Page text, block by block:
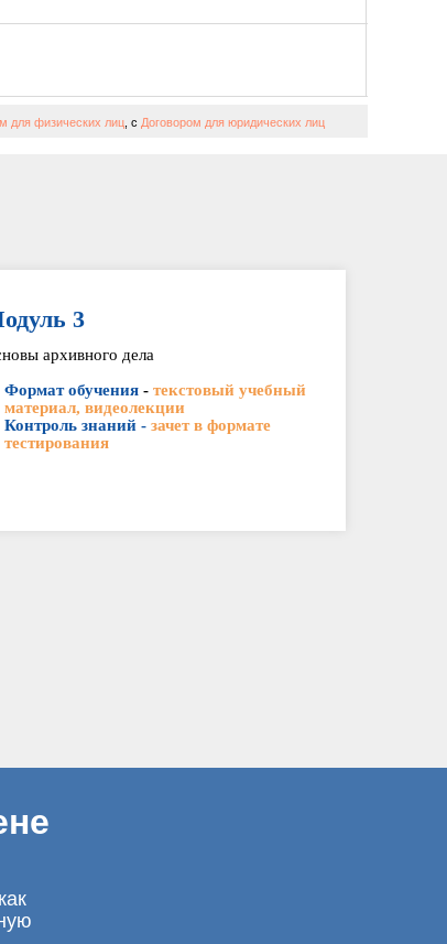
для физических лиц , с Договором для юридических лиц
3
архивного дела
Формат обучения- текстовый учебный
материал, видеолекции
Контроль знаний -зачет в формате
тестирования